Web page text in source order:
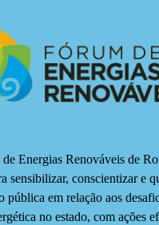
Energias Renováveis de
sensibilizar, conscientizar e
pública em relação aos
no estado, com ações